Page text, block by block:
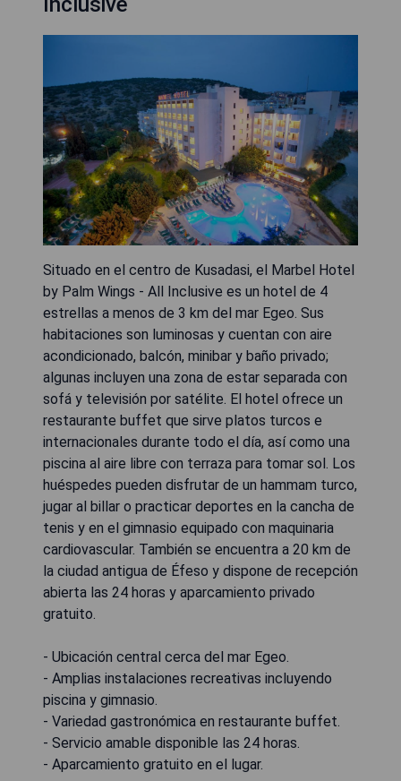
Situado en el centro de Kusadasi, el Marbel Hotel
by Palm Wings - All Inclusive es un hotel de 4
estrellas a menos de 3 km del mar Egeo. Sus
habitaciones son luminosas y cuentan con aire
acondicionado, balcón, minibar y baño privado;
algunas incluyen una zona de estar separada con
sofá y televisión por satélite. El hotel ofrece un
restaurante buffet que sirve platos turcos e
internacionales durante todo el día, así como una
piscina al aire libre con terraza para tomar sol. Los
huéspedes pueden disfrutar de un hammam turco,
jugar al billar o practicar deportes en la cancha de
tenis y en el gimnasio equipado con maquinaria
cardiovascular. También se encuentra a 20 km de
la ciudad antigua de Éfeso y dispone de recepción
abierta las 24 horas y aparcamiento privado
gratuito.
- Ubicación central cerca del mar Egeo.
- Amplias instalaciones recreativas incluyendo
piscina y gimnasio.
- Variedad gastronómica en restaurante buffet.
- Servicio amable disponible las 24 horas.
- Aparcamiento gratuito en el lugar.